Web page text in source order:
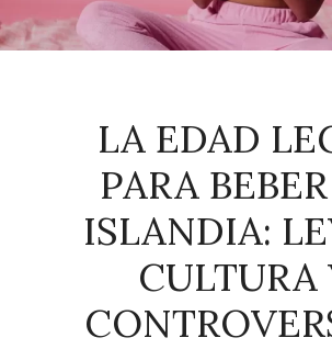
LA EDAD
PARA
ISLANDIA:
CULTURA